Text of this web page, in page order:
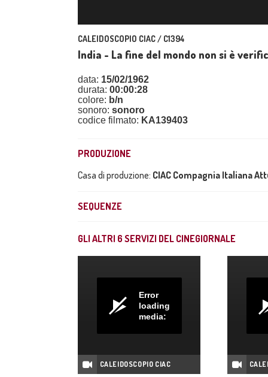
CALEIDOSCOPIO CIAC / C1394
India - La fine del mondo non si è
data: 15/02/1962
durata: 00:00:28
colore: b/n
sonoro: sonoro
codice filmato: KA139403
PRODUZIONE
Casa di produzione: CIAC Compagnia Italiana
SEQUENZE
GLI ALTRI 6 SERVIZI DEL CINEGIORNALE
Error
loading
media:
CALEIDOSCOPIO CIAC